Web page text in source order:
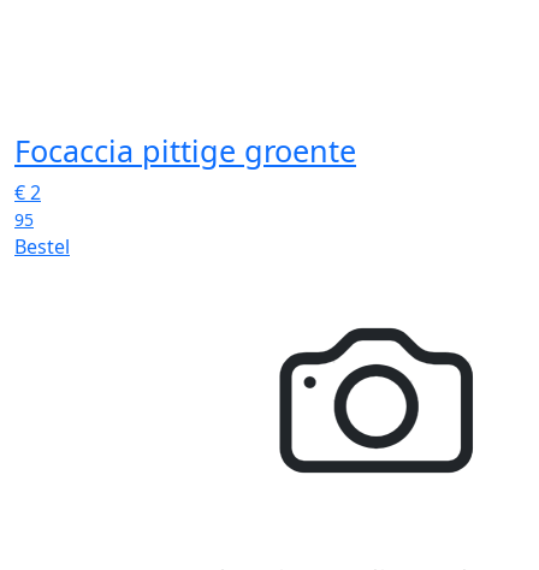
Focaccia pittige groente
€2
95
Bestel